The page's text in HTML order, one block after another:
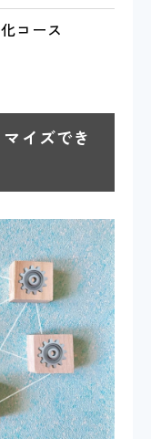
コース
イズでき